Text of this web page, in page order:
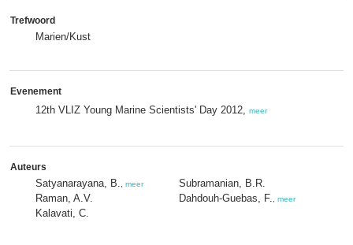
Trefwoord
Marien/Kust
Evenement
12th VLIZ Young Marine Scientists' Day 2012, meer
Auteurs
Satyanarayana, B. meer
Raman, A.V.
Kalavati, C.
Subramanian, B.R.
Dahdouh-Guebas, F.
meer